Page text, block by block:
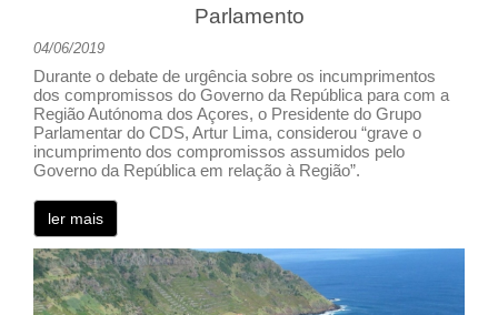
Parlamento
04/06/2019
Durante o debate de urgência sobre os incumprimentos
dos compromissos do Governo da República para com a
Região Autónoma dos Açores, o Presidente do Grupo
Parlamentar do CDS, Artur Lima, considerou “grave o
incumprimento dos compromissos assumidos pelo
Governo da República em relação à Região”.
ler mais